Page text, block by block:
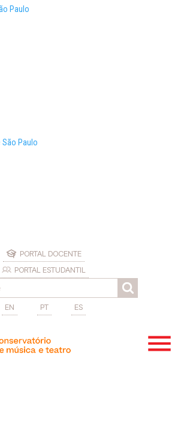
PORTAL DOCENTE
PORTAL ESTUDANTIL
EN PT ES